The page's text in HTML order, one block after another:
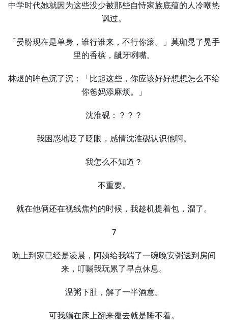
中学时代她就因为这些没少被那些自恃家族底蕴的人冷嘲热
讽过。
「晏盼现在是单身，谁行谁来，不行你滚。」莫珈晃了晃手
里的香槟，龇牙咧嘴。
林煜的眸色沉了沉：「比起这些，你应该好好想想怎么不给
你爸妈添麻烦。」
沈淮砚：？？？
我困惑地眨了眨眼，感情沈淮砚认识他啊。
我怎么不知道？
不重要。
就在他俩还在视线焦灼的时候，我趁机提着包，溜了。
7
晚上到家已经是凌晨，阿姨给我端了一碗晚安粥送到房间
来，叮嘱我玩累了早点休息。
温粥下肚，解了一半酒意。
可我躺在床上翻来覆去就是睡不着。